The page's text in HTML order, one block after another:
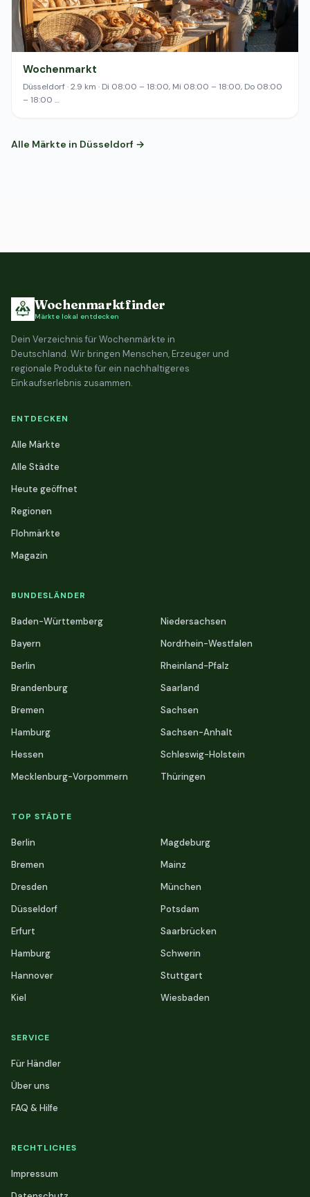
Wochenmarkt
Düsseldorf · 2.9 km · Di 08:00 – 18:00, Mi 08:00 – 18:00, Do 08:00
– 18:00 …
Alle Märkte in Düsseldorf →
Wochenmarktfinder
Märkte lokal entdecken
Dein Verzeichnis für Wochenmärkte in
Deutschland. Wir bringen Menschen, Erzeuger und
regionale Produkte für ein nachhaltigeres
Einkaufserlebnis zusammen.
ENTDECKEN
Alle Märkte
Alle Städte
Heute geöffnet
Regionen
Flohmärkte
Magazin
BUNDESLÄNDER
Baden-Württemberg
Bayern
Berlin
Brandenburg
Bremen
Hamburg
Hessen
Mecklenburg-Vorpommern
Niedersachsen
Nordrhein-Westfalen
Rheinland-Pfalz
Saarland
Sachsen
Sachsen-Anhalt
Schleswig-Holstein
Thüringen
TOP STÄDTE
Berlin
Bremen
Dresden
Düsseldorf
Erfurt
Hamburg
Hannover
Kiel
Magdeburg
Mainz
München
Potsdam
Saarbrücken
Schwerin
Stuttgart
Wiesbaden
SERVICE
Für Händler
Über uns
FAQ & Hilfe
RECHTLICHES
Impressum